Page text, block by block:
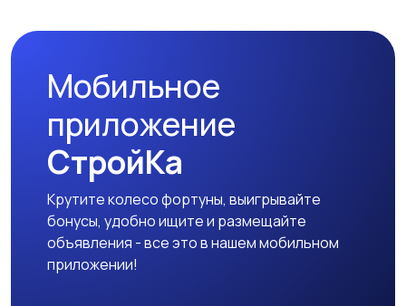
Другое
Мобильное
приложение
СтройКа
Крутите колесо фортуны, выигрывайте
бонусы, удобно ищите и размещайте
объявления - все это в нашем мобильном
приложении!